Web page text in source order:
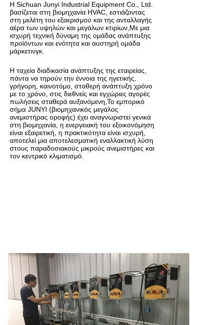
Η Sichuan Junyi Industrial Equipment Co., Ltd.
βασίζεται στη βιομηχανία HVAC, εστιάζοντας
στη μελέτη του εξαερισμού και της ανταλλαγής
αέρα των υψηλών και μεγάλων κτιρίων,Με μια
ισχυρή τεχνική δύναμη της ομάδας ανάπτυξης
προϊόντων και ενότητα και αυστηρή ομάδα
μάρκετινγκ.
Η ταχεία διαδικασία ανάπτυξης της εταιρείας,
πάντα να τηρούν την έννοια της ηγετικής,
γρήγορη, καινοτόμο, σταθερή ανάπτυξη χρόνο
με το χρόνο, στις διεθνείς και εγχώριες αγορές
πωλήσεις σταθερά αυξανόμενη,Το εμπορικό
σήμα JUNYI (βιομηχανικός μεγάλος
ανεμιστήρας οροφής) έχει αναγνωριστεί γενικά
στη βιομηχανία, η ενεργειακή του εξοικονόμηση
είναι εξαιρετική, η πρακτικότητα είναι ισχυρή,
αποτελεί μια αποτελεσματική εναλλακτική λύση
στους παραδοσιακούς μικρούς ανεμιστήρες και
τον κεντρικό κλιματισμό.